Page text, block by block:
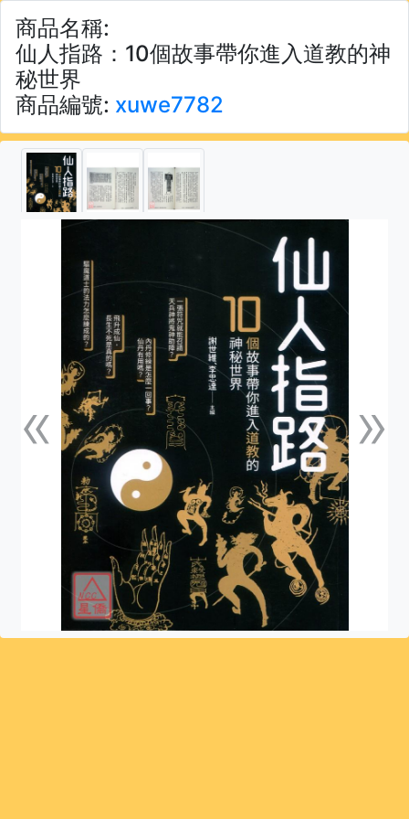
商品名稱:
仙人指路：10個故事帶你進入道教的神
秘世界
商品編號: xuwe7782
«上一張 »下一